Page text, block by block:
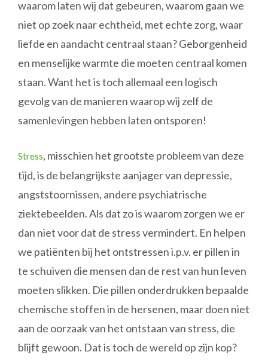
waarom laten wij dat gebeuren, waarom gaan we
niet op zoek naar echtheid, met echte zorg, waar
liefde en aandacht centraal staan? Geborgenheid
en menselijke warmte die moeten centraal komen
staan. Want het is toch allemaal een logisch
gevolg van de manieren waarop wij zelf de
samenlevingen hebben laten ontsporen!
Stress, misschien het grootste probleem van deze
tijd, is de belangrijkste aanjager van depressie,
angststoornissen, andere psychiatrische
ziektebeelden. Als dat zo is waarom zorgen we er
dan niet voor dat de stress vermindert. En helpen
we patiënten bij het ontstressen i.p.v. er pillen in
te schuiven die mensen dan de rest van hun leven
moeten slikken. Die pillen onderdrukken bepaalde
chemische stoffen in de hersenen, maar doen niet
aan de oorzaak van het ontstaan van stress, die
blijft gewoon. Dat is toch de wereld op zijn kop?